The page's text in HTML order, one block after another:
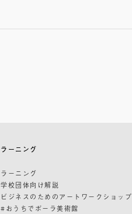
ラーニング
ラーニング
学校団体向け解説
ビジネスのためのアートワークショップ
#おうちでポーラ美術館